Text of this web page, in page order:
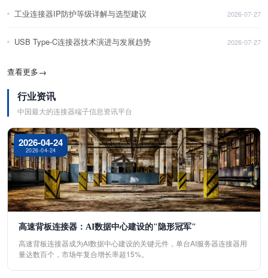
工业连接器IP防护等级详解与选型建议 2026-07-27
USB Type-C连接器技术演进与发展趋势 2026-07-27
查看更多→
行业资讯
中国最大的连接器端子信息资讯平台
2026-04-24
2026-04-24
高速背板连接器：AI数据中心建设的"隐形冠军"
高速背板连接器成为AI数据中心建设的关键元件，单台AI服务器连接器用
量达数百个，市场年复合增长率超15%。